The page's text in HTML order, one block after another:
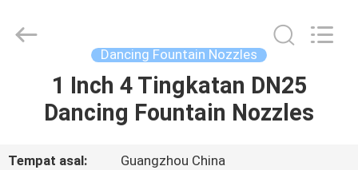
RUMAH
water
co,.ltd.
Dancing Fountain Nozzles
1 Inch 4 Tingkatan DN25
Dancing Fountain Nozzles
Tempat asal:
Guangzhou China